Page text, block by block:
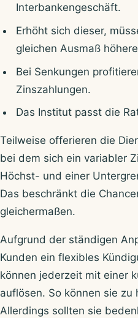
Interbankengeschäft.
Erhöht sich dieser,
gleichen Ausmaß
Bei Senkungen
Zinszahlungen.
Das Institut passt die
Teilweise offerieren die
bei dem sich ein variabler
Höchst- und einer
Das beschränkt die
gleichermaßen.
Aufgrund der ständigen
Kunden ein flexibles
können jederzeit mit einer
auflösen. So können sie zu
Allerdings sollten sie